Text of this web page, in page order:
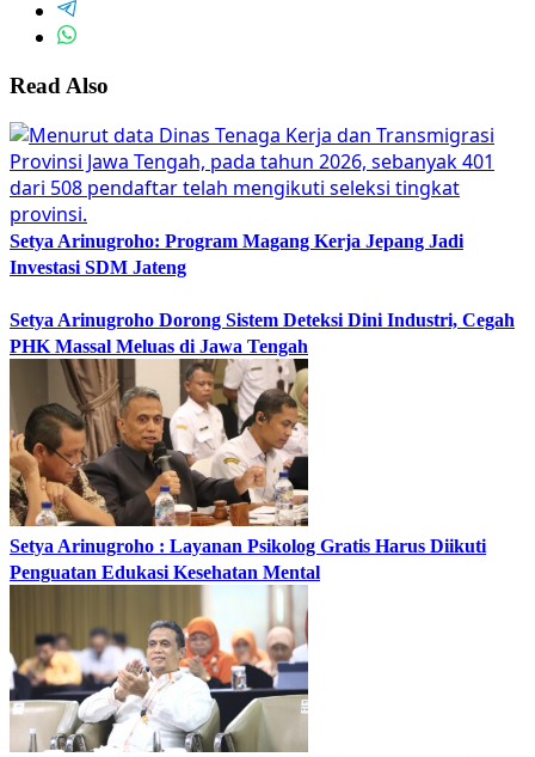
Read Also
Setya Arinugroho: Program Magang Kerja Jepang Jadi
Investasi SDM Jateng
Setya Arinugroho Dorong Sistem Deteksi Dini Industri, Cegah
PHK Massal Meluas di Jawa Tengah
Setya Arinugroho : Layanan Psikolog Gratis Harus Diikuti
Penguatan Edukasi Kesehatan Mental